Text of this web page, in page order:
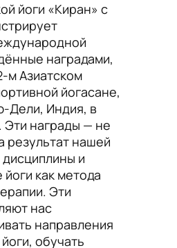
йоги «Киран» с
наградами,
м Азиатском
йогасане,
Дели, Индия, в
Эти награды — не
результат нашей
и
йоги как метода
Эти
нас
направления
обучать